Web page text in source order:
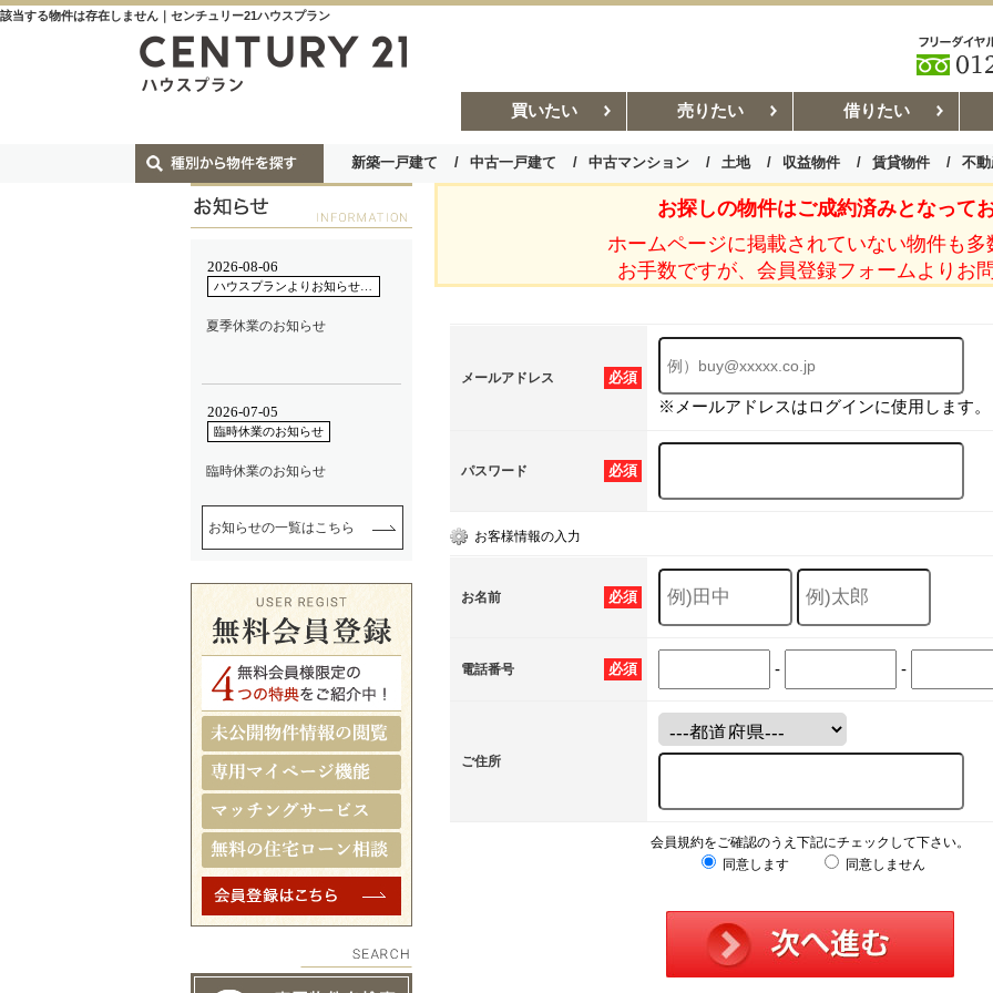
該当する物件は存在しません｜センチュリー21ハウスプラン
買いたい 売りたい 借りたい
新築一戸建て 中古一戸建て 中古マンション 土地 収益物件 賃貸物件 不
お部屋探しコラム 賃貸管理コ
お探しの物件はご成約済みとなってお
ホームページに掲載されていない物件も多
お手数ですが、会員登録フォームよりお
必須
メールアドレス
※メールアドレスはログインに使用します。
必須
パスワード
お客様情報の入力
必須
お名前
必須
電話番号 - -
ご住所
会員規約をご確認のうえ下記にチェックして下さい。
同意します
同意しません
お知らせの一覧はこちら